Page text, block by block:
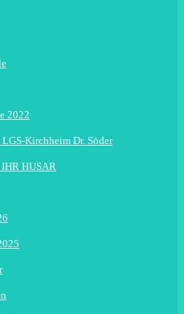
2022
Kirchheim Dr. Söder
HUSAR